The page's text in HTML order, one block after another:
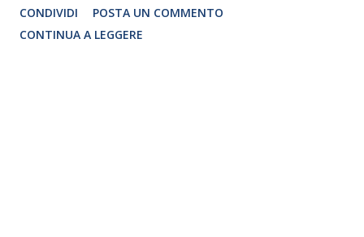
CONDIVIDI
POSTA UN COMMENTO
CONTINUA A LEGGERE